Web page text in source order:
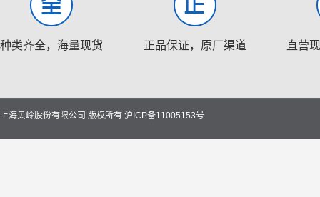
种类齐全，海量现货 正品保证，原厂渠道 直营
上海贝岭股份有限公司 版权所有 沪ICP备11005153号